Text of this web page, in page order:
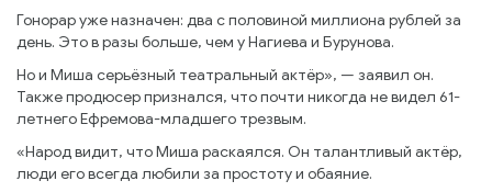
Гонорар уже назначен: два с половиной миллиона рублей за
день. Это в разы больше, чем у Нагиева и Бурунова.
Но и Миша серьёзный театральный актёр», — заявил он.
Также продюсер признался, что почти никогда не видел 61-
летнего Ефремова-младшего трезвым.
«Народ видит, что Миша раскаялся. Он талантливый актёр,
люди его всегда любили за простоту и обаяние.